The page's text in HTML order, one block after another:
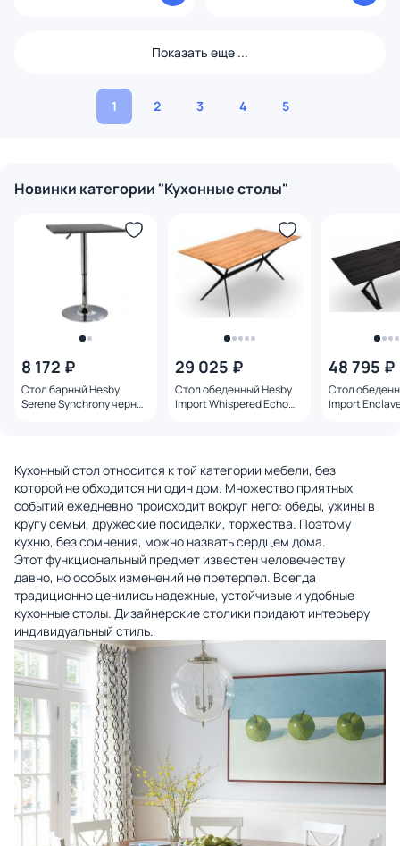
Показать еще ...
1 2 3 4 5
Новинки категории "Кухонные столы"
8 172 ₽
Стол барный Hesby
Serene Synchrony черный
29 025 ₽
Стол обеденный Hesby
Import Whispered Echo
48 795 ₽
Стол
Import
Кухонный стол относится к той категории мебели, без
которой не обходится ни один дом. Множество приятных
событий ежедневно происходит вокруг него: обеды, ужины в
кругу семьи, дружеские посиделки, торжества. Поэтому
кухню, без сомнения, можно назвать сердцем дома.
Этот функциональный предмет известен человечеству
давно, но особых изменений не претерпел. Всегда
традиционно ценились надежные, устойчивые и удобные
кухонные столы. Дизайнерские столики придают интерьеру
индивидуальный стиль.